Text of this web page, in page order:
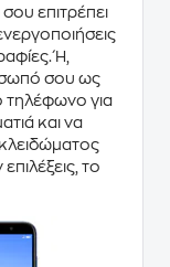
επιτρέπει
. Ή,
σου ως
τηλέφωνο για
και να
επιλέξεις, το